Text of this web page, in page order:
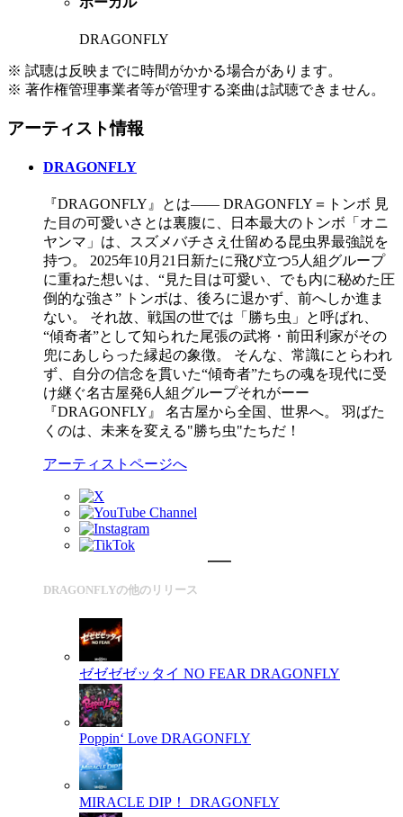
DRAGONFLY
※ 試聴は反映までに時間がかかる場合があります。
※ 著作権管理事業者等が管理する楽曲は試聴できません。
アーティスト情報
DRAGONFLY
『DRAGONFLY』とは―― DRAGONFLY＝トンボ ⾒
た⽬の可愛いさとは裏腹に、⽇本最⼤のトンボ「オニ
ヤンマ」は、スズメバチさえ仕留める昆⾍界最強説を
持つ。 2025年10月21日新たに飛び立つ5人組グループ
に重ねた想いは、“⾒た⽬は可愛い、でも内に秘めた圧
倒的な強さ” トンボは、後ろに退かず、前へしか進ま
ない。 それ故、戦国の世では「勝ち⾍」と呼ばれ、
“傾奇者”として知られた尾張の武将・前⽥利家がその
兜にあしらった縁起の象徴。 そんな、常識にとらわれ
ず、⾃分の信念を貫いた“傾奇者”たちの魂を現代に受
け継ぐ名古屋発6人組グループそれがーー
『DRAGONFLY』 名古屋から全国、世界へ。 ⽻ばた
くのは、未来を変える"勝ち⾍"たちだ！
アーティストページへ
DRAGONFLYの他のリリース
ゼゼゼゼッタイ NO FEAR DRAGONFLY
Poppin‘ Love DRAGONFLY
MIRACLE DIP！ DRAGONFLY